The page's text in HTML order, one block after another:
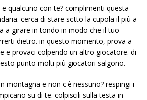
qualcuno con te? complimenti questa
cerca di stare sotto la cupola il più a
a girare in tondo in modo che il tuo
dietro. in questo momento, prova a
e provaci colpendo un altro giocatore. di
punto molti più giocatori salgono.
montagna e non c'è nessuno? respingi i
su di te. colpiscili sulla testa in